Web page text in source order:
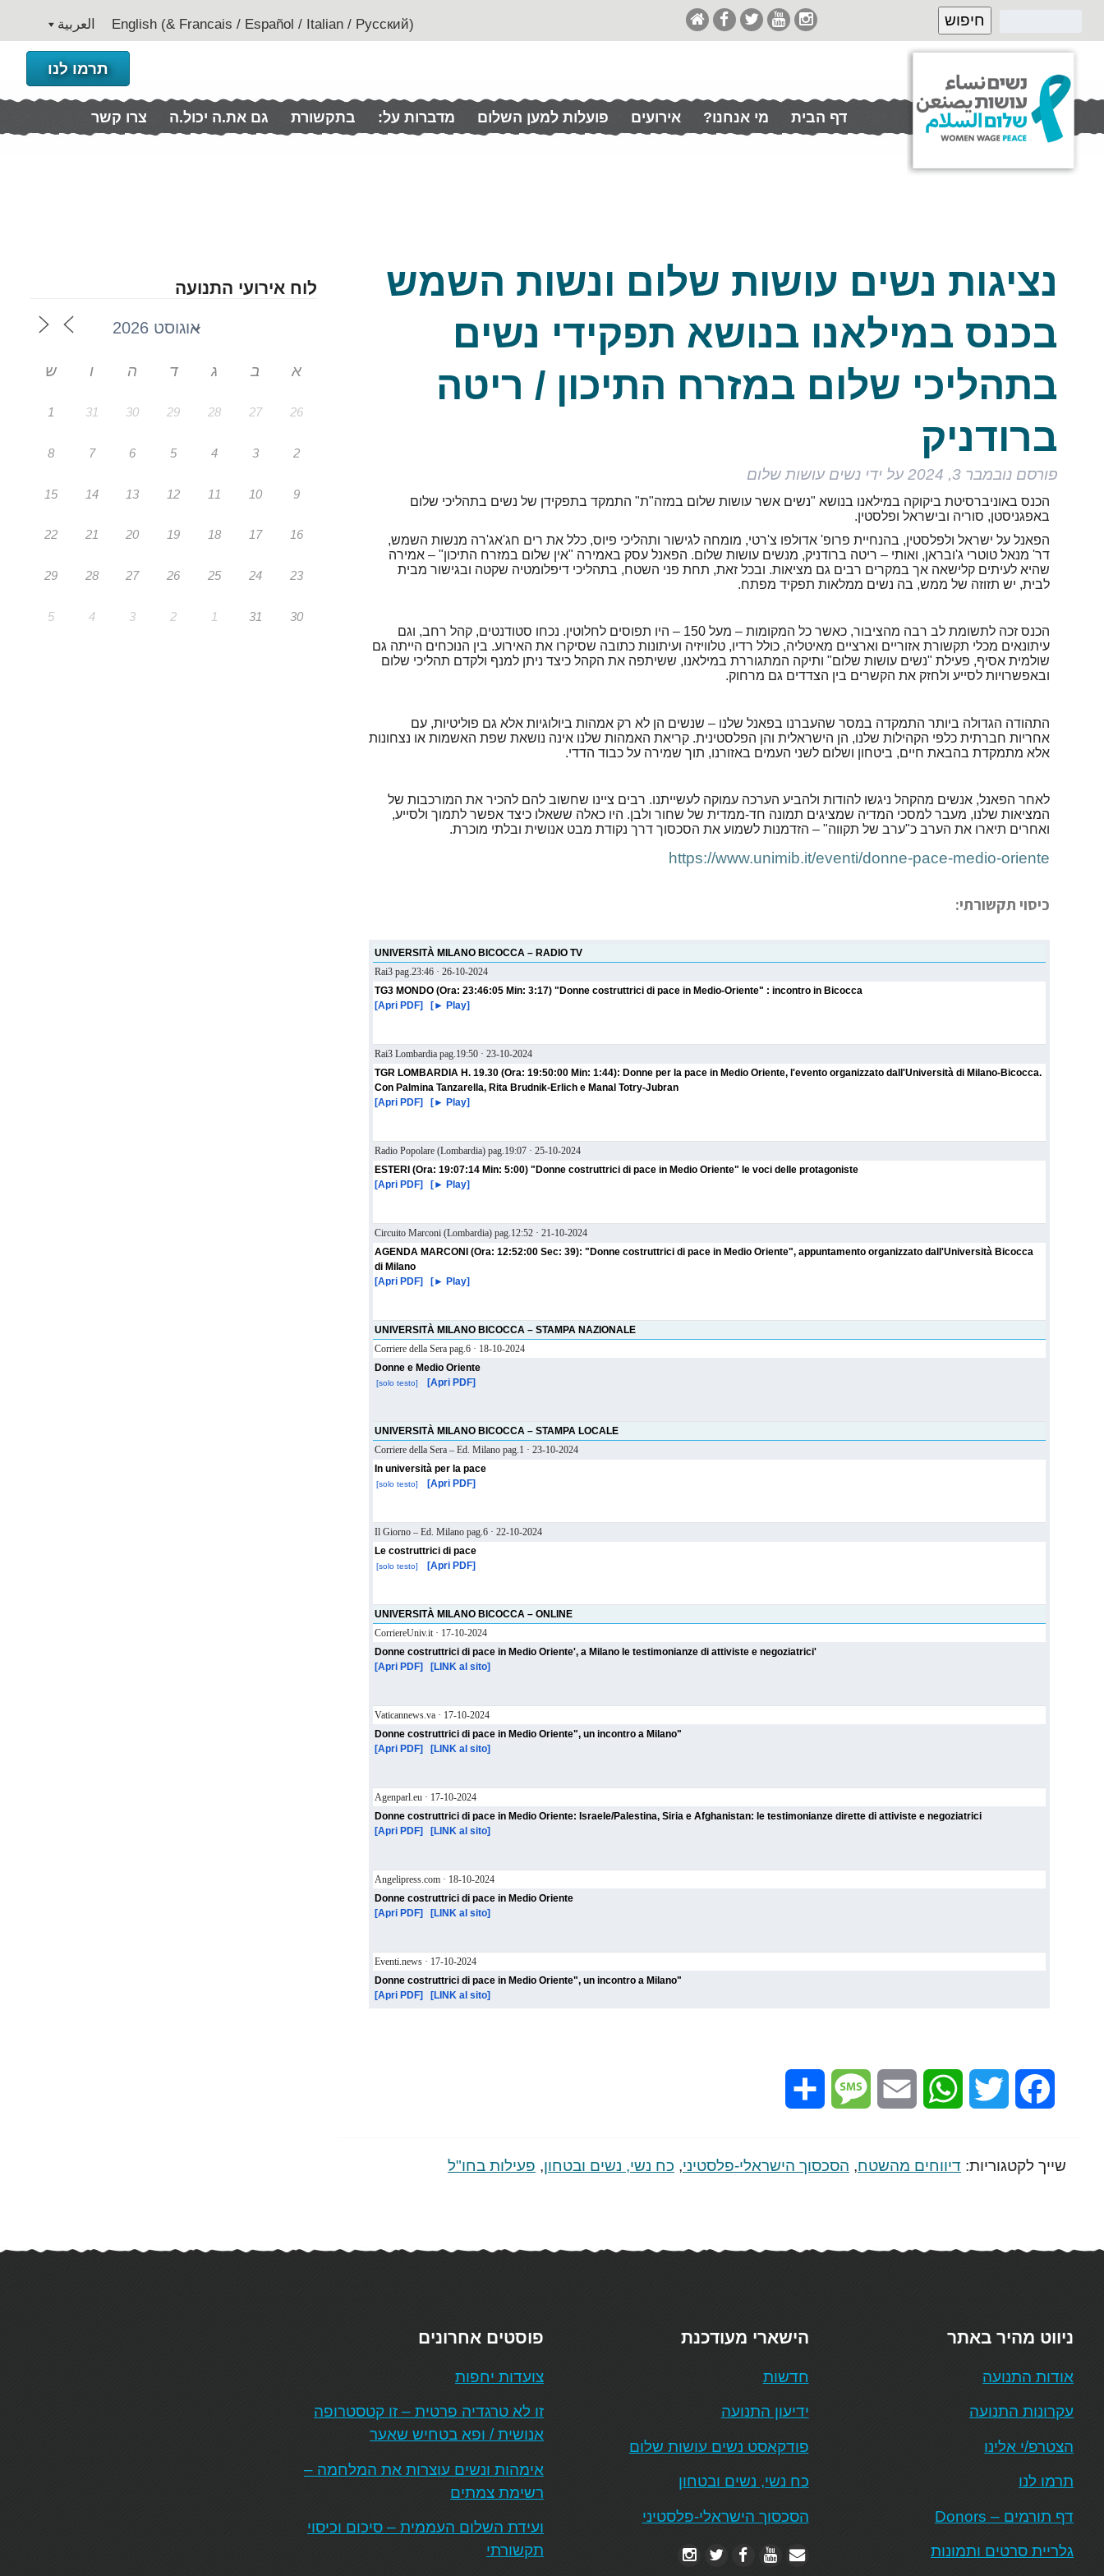
(English (& Francais / Español / Italian / Pусский العربية
תרמו לנו
דף הבית מי אנחנו? אירועים פועלות למען השלום מדברות על: בתקשורת גם את.ה יכול.ה צרו קשר
נציגות נשים עושות שלום ונשות השמש
בכנס במילאנו בנושא תפקידי נשים
בתהליכי שלום במזרח התיכון / ריטה
ברודניק
פורסם נובמבר 3, 2024 על ידי נשים עושות שלום
הכנס באוניברסיטת ביקוקה במילאנו בנושא "נשים אשר עושות שלום במזה"ת" התמקד בתפקידן של נשים בתהליכי שלום
באפגניסטן, סוריה ובישראל ופלסטין.
הפאנל על ישראל ולפלסטין, בהנחיית פרופ' אדולפו צ'רטי, מומחה לגישור ותהליכי פיוס, כלל את רים חג'אג'רה מנשות השמש,
דר' מנאל טוטרי ג'ובראן, ואותי – ריטה ברודניק, מנשים עושות שלום. הפאנל עסק באמירה "אין שלום במזרח התיכון" – אמירה
שהיא לעיתים קלישאה אך במקרים רבים גם מציאות. ובכל זאת, תחת פני השטח, בתהליכי דיפלומטיה שקטה ובגישור מבית
לבית, יש תזוזה של ממש, בה נשים ממלאות תפקיד מפתח.
הכנס זכה לתשומת לב רבה מהציבור, כאשר כל המקומות – מעל 150 – היו תפוסים לחלוטין. נכחו סטודנטים, קהל רחב, וגם
עיתונאים מכלי תקשורת אזוריים וארציים מאיטליה, כולל רדיו, טלוויזיה ועיתונות כתובה שסיקרו את האירוע. בין הנוכחים הייתה גם
שולמית אסיף, פעילת "נשים עושות שלום" ותיקה המתגוררת במילאנו, ששיתפה את הקהל כיצד ניתן למנף ולקדם תהליכי שלום
ובאפשרויות לסייע ולחזק את הקשרים בין הצדדים גם מרחוק.
התהודה הגדולה ביותר התמקדה במסר שהעברנו בפאנל שלנו – שנשים הן לא רק אמהות ביולוגיות אלא גם פוליטיות, עם
אחריות חברתית כלפי הקהילות שלנו, הן הישראלית והן הפלסטינית. קריאת האמהות שלנו אינה נושאת שפת האשמות או נצחונות
אלא מתמקדת בהבאת חיים, ביטחון ושלום לשני העמים באזורנו, תוך שמירה על כבוד הדדי.
לאחר הפאנל, אנשים מהקהל ניגשו להודות ולהביע הערכה עמוקה לעשייתנו. רבים ציינו שחשוב להם להכיר את המורכבות של
המציאות שלנו, מעבר למסכי המדיה שמציגים תמונה חד-ממדית של שחור ולבן. היו כאלה ששאלו כיצד אפשר לתמוך ולסייע,
ואחרים תיארו את הערב כ"ערב של תקווה" – הזדמנות לשמוע את הסכסוך דרך נקודת מבט אנושית ובלתי מוכרת.
https://www.unimib.it/eventi/donne-pace-medio-oriente
כיסוי תקשורתי:
UNIVERSITÀ MILANO BICOCCA – RADIO TV
Rai3 pag.23:46 · 26-10-2024
TG3 MONDO (Ora: 23:46:05 Min: 3:17) "Donne costruttrici di pace in Medio-Oriente" : incontro in Bicocca
[Play ►]
[Apri PDF]
Rai3 Lombardia pag.19:50 · 23-10-2024
TGR LOMBARDIA H. 19.30 (Ora: 19:50:00 Min: 1:44): Donne per la pace in Medio Oriente, l'evento organizzato dall'Università di Milano-Bicocca.
Con Palmina Tanzarella, Rita Brudnik-Erlich e Manal Totry-Jubran
[Play ►]
[Apri PDF]
Radio Popolare (Lombardia) pag.19:07 · 25-10-2024
ESTERI (Ora: 19:07:14 Min: 5:00) "Donne costruttrici di pace in Medio Oriente" le voci delle protagoniste
[Play ►]
[Apri PDF]
Circuito Marconi (Lombardia) pag.12:52 · 21-10-2024
AGENDA MARCONI (Ora: 12:52:00 Sec: 39): "Donne costruttrici di pace in Medio Oriente", appuntamento organizzato dall'Università Bicocca
di Milano
[Play ►]
[Apri PDF]
UNIVERSITÀ MILANO BICOCCA – STAMPA NAZIONALE
Corriere della Sera pag.6 · 18-10-2024
Donne e Medio Oriente
[Apri PDF]
[solo testo]
UNIVERSITÀ MILANO BICOCCA – STAMPA LOCALE
Corriere della Sera – Ed. Milano pag.1 · 23-10-2024
In università per la pace
[Apri PDF]
[solo testo]
Il Giorno – Ed. Milano pag.6 · 22-10-2024
Le costruttrici di pace
[Apri PDF]
[solo testo]
UNIVERSITÀ MILANO BICOCCA – ONLINE
CorriereUniv.it · 17-10-2024
'Donne costruttrici di pace in Medio Oriente', a Milano le testimonianze di attiviste e negoziatrici
[LINK al sito]
[Apri PDF]
Vaticannews.va · 17-10-2024
"Donne costruttrici di pace in Medio Oriente", un incontro a Milano
[LINK al sito]
[Apri PDF]
Agenparl.eu · 17-10-2024
Donne costruttrici di pace in Medio Oriente: Israele/Palestina, Siria e Afghanistan: le testimonianze dirette di attiviste e negoziatrici
[LINK al sito]
[Apri PDF]
Angelipress.com · 18-10-2024
Donne costruttrici di pace in Medio Oriente
[LINK al sito]
[Apri PDF]
Eventi.news · 17-10-2024
"Donne costruttrici di pace in Medio Oriente", un incontro a Milano
[LINK al sito]
[Apri PDF]
Facebook
Twitter
WhatsApp
Email
Message
שייך לקטגוריות: דיווחים מהשטח, הסכסוך הישראלי-פלסטיני, כח נשי, נשים ובטחון, פעילות בחו"ל
לוח אירועי התנועה
א ב ג ד ה ו ש
26
27
28
29
30
31
1
2
3
4
5
6
7
8
9
10
11
12
13
14
15
16
17
18
19
20
21
22
23
24
25
26
27
28
29
30
31
1
2
3
4
5
ניווט מהיר באתר
אודות התנועה
עקרונות התנועה
הצטרפ/י אלינו
תרמו לנו
דף תורמים – Donors
גלריית סרטים ותמונות
הישארי מעודכנת
חדשות
ידיעון התנועה
פודקאסט נשים עושות שלום
כח נשי, נשים ובטחון
הסכסוך הישראלי-פלסטיני
פוסטים אחרונים
צועדות יחפות
זו לא טרגדיה פרטית – זו קטסטרופה
אנושית / ופא בטחיש שאער
אימהות ונשים עוצרות את המלחמה –
רשימת צמתים
ועידת השלום העממית – סיכום וכיסוי
תקשורתי